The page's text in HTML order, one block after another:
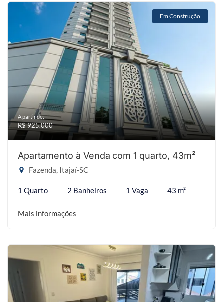
Em Construção
A partir de:
R$ 925.000
Apartamento à Venda com 1 quarto, 43m²
Fazenda, Itajaí-SC
1 Quarto 2 Banheiros 1 Vaga 43 m²
Mais informações